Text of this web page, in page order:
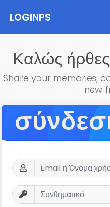
LOGINPS
Καλώς
Share your memories,
new